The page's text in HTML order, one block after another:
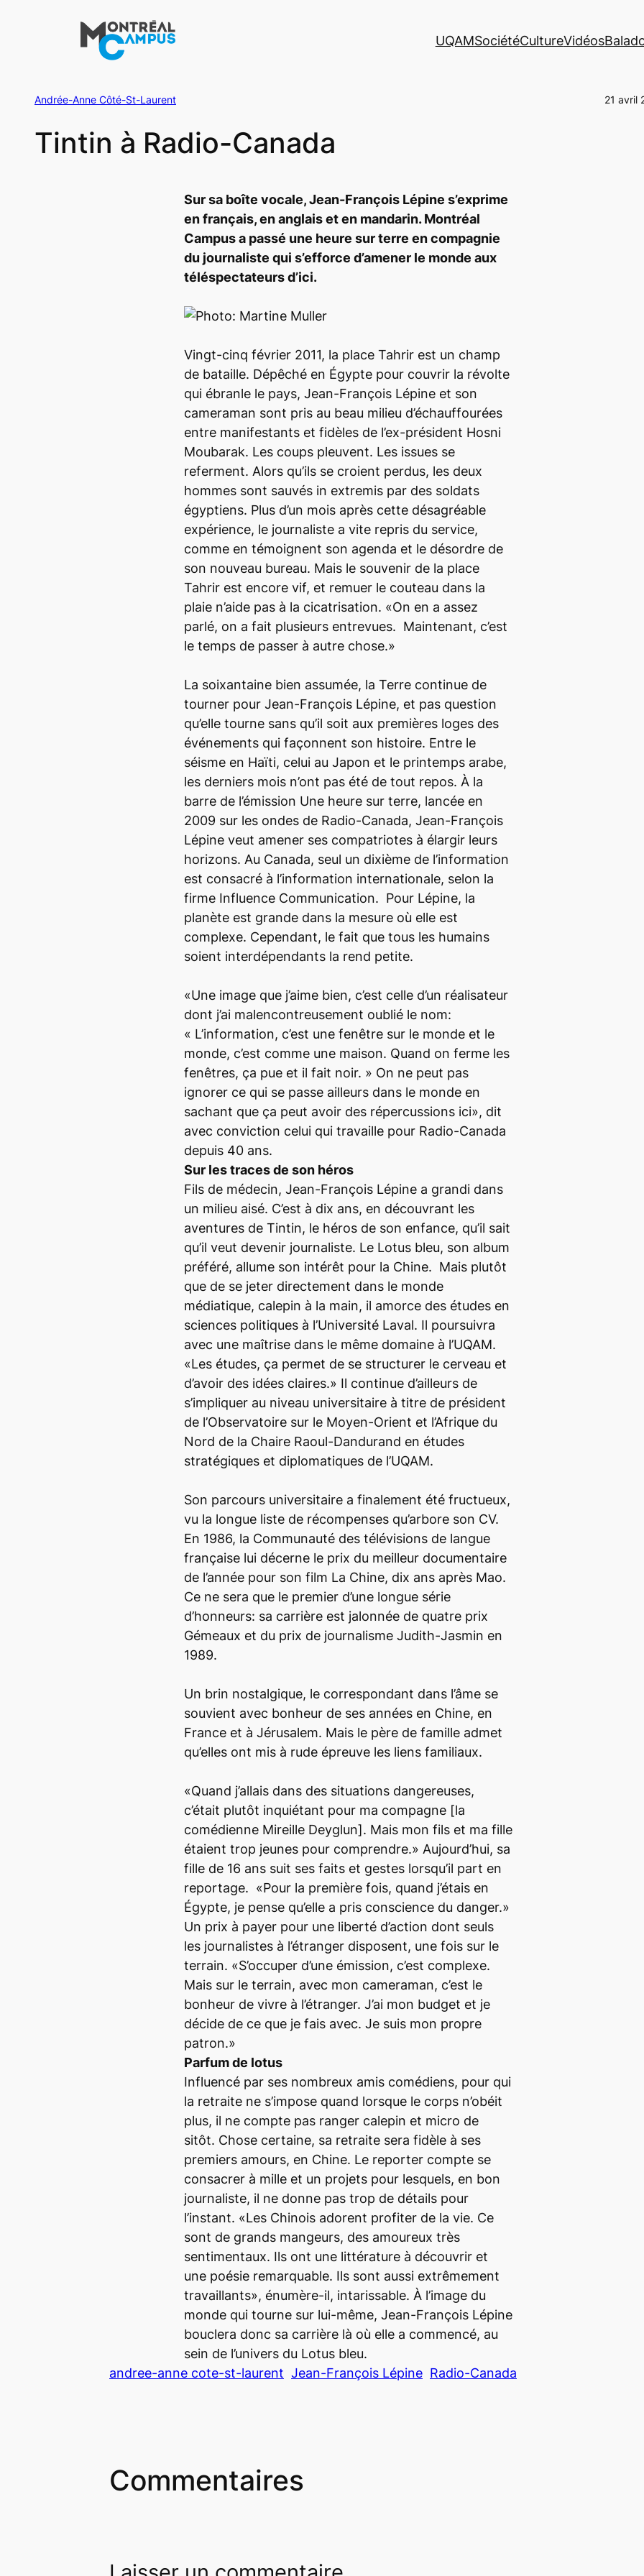
UQAMSociétéCultureVidéos
Andrée-Anne Côté-St-Laurent 21 avril
Tintin à Radio-Canada
Sur sa boîte vocale, Jean-François Lépine s’exprime
en français, en anglais et en mandarin.Montréal
Campusa passé une heure sur terre en compagnie
du journaliste qui s’efforce d’amener le monde aux
téléspectateurs d’ici.
Vingt-cinq février 2011, la place Tahrir est un champ
de bataille. Dépêché en Égypte pour couvrir la révolte
qui ébranle le pays, Jean-François Lépine et son
cameraman sont pris au beau milieu d’échauffourées
entre manifestants et fidèles de l’ex-président Hosni
Moubarak. Les coups pleuvent. Les issues se
referment. Alors qu’ils se croient perdus, les deux
hommes sont sauvés in extremis par des soldats
égyptiens. Plus d’un mois après cette désagréable
expérience, le journaliste a vite repris du service,
comme en témoignent son agenda et le désordre de
son nouveau bureau. Mais le souvenir de la place
Tahrir est encore vif, et remuer le couteau dans la
plaie n’aide pas à la cicatrisation. «On en a assez
parlé, on a fait plusieurs entrevues. Maintenant, c’est
le temps de passer à autre chose.»
La soixantaine bien assumée, la Terre continue de
tourner pour Jean-François Lépine, et pas question
qu’elle tourne sans qu’il soit aux premières loges des
événements qui façonnent son histoire. Entre le
séisme en Haïti, celui au Japon et le printemps arabe,
les derniers mois n’ont pas été de tout repos. À la
barre de l’émission Une heure sur terre, lancée en
2009 sur les ondes de Radio-Canada, Jean-François
Lépine veut amener ses compatriotes à élargir leurs
horizons. Au Canada, seul un dixième de l’information
est consacré à l’information internationale, selon la
firme Influence Communication. Pour Lépine, la
planète est grande dans la mesure où elle est
complexe. Cependant, le fait que tous les humains
soient interdépendants la rend petite.
«Une image que j’aime bien, c’est celle d’un réalisateur
dont j’ai malencontreusement oublié le nom:
« L’information, c’est une fenêtre sur le monde et le
monde, c’est comme une maison. Quand on ferme les
fenêtres, ça pue et il fait noir. » On ne peut pas
ignorer ce qui se passe ailleurs dans le monde en
sachant que ça peut avoir des répercussions ici», dit
avec conviction celui qui travaille pour Radio-Canada
depuis 40 ans.
Sur les traces de son héros
Fils de médecin, Jean-François Lépine a grandi dans
un milieu aisé. C’est à dix ans, en découvrant les
aventures de Tintin, le héros de son enfance, qu’il sait
qu’il veut devenir journaliste. Le Lotus bleu, son album
préféré, allume son intérêt pour la Chine. Mais plutôt
que de se jeter directement dans le monde
médiatique, calepin à la main, il amorce des études en
sciences politiques à l’Université Laval. Il poursuivra
avec une maîtrise dans le même domaine à l’UQAM.
«Les études, ça permet de se structurer le cerveau et
d’avoir des idées claires.» Il continue d’ailleurs de
s’impliquer au niveau universitaire à titre de président
de l’Observatoire sur le Moyen-Orient et l’Afrique du
Nord de la Chaire Raoul-Dandurand en études
stratégiques et diplomatiques de l’UQAM.
Son parcours universitaire a finalement été fructueux,
vu la longue liste de récompenses qu’arbore son CV.
En 1986, la Communauté des télévisions de langue
française lui décerne le prix du meilleur documentaire
de l’année pour son film La Chine, dix ans après Mao.
Ce ne sera que le premier d’une longue série
d’honneurs: sa carrière est jalonnée de quatre prix
Gémeaux et du prix de journalisme Judith-Jasmin en
1989.
Un brin nostalgique, le correspondant dans l’âme se
souvient avec bonheur de ses années en Chine, en
France et à Jérusalem. Mais le père de famille admet
qu’elles ont mis à rude épreuve les liens familiaux.
«Quand j’allais dans des situations dangereuses,
c’était plutôt inquiétant pour ma compagne [la
comédienne Mireille Deyglun]. Mais mon fils et ma fille
étaient trop jeunes pour comprendre.» Aujourd’hui, sa
fille de 16 ans suit ses faits et gestes lorsqu’il part en
reportage. «Pour la première fois, quand j’étais en
Égypte, je pense qu’elle a pris conscience du danger.»
Un prix à payer pour une liberté d’action dont seuls
les journalistes à l’étranger disposent, une fois sur le
terrain. «S’occuper d’une émission, c’est complexe.
Mais sur le terrain, avec mon cameraman, c’est le
bonheur de vivre à l’étranger. J’ai mon budget et je
décide de ce que je fais avec. Je suis mon propre
patron.»
Parfum de lotus
Influencé par ses nombreux amis comédiens, pour qui
la retraite ne s’impose quand lorsque le corps n’obéit
plus, il ne compte pas ranger calepin et micro de
sitôt. Chose certaine, sa retraite sera fidèle à ses
premiers amours, en Chine. Le reporter compte se
consacrer à mille et un projets pour lesquels, en bon
journaliste, il ne donne pas trop de détails pour
l’instant. «Les Chinois adorent profiter de la vie. Ce
sont de grands mangeurs, des amoureux très
sentimentaux. Ils ont une littérature à découvrir et
une poésie remarquable. Ils sont aussi extrêmement
travaillants», énumère-il, intarissable. À l’image du
monde qui tourne sur lui-même, Jean-François Lépine
bouclera donc sa carrière là où elle a commencé, au
sein de l’univers du Lotus bleu.
andree-anne cote-st-laurent Jean-François Lépine Radio-Canada
Commentaires